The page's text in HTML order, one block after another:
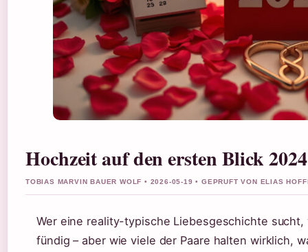
Hochzeit auf den ersten Blick
TOBIAS MARVIN BAUER WOLF • 2026-05-19 • GEPRUFT VON ELIAS
Wer eine reality-typische Liebesgeschichte
fündig – aber wie viele der Paare halten wirklich,